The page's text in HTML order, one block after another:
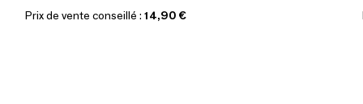
Prix de vente conseillé : 14,90 €